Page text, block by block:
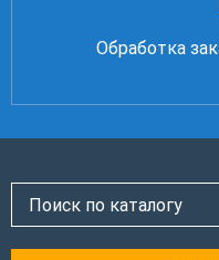
Обработка